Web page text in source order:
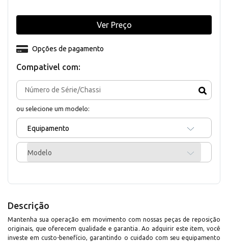
Compativel com:
ou selecione um modelo:
Equipamento
Modelo
Opções de pagamento
Ver Preço
Descrição
Mantenha sua operação em movimento com nossas peças de reposição
originais, que oferecem qualidade e garantia. Ao adquirir este item, você
investe em custo-benefício, garantindo o cuidado com seu equipamento